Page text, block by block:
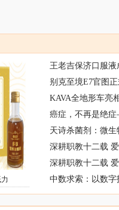
王老吉保济口服液
别克至境E7官图
KAVA全地形车亮
癌症，不再是绝
天诗杀菌剂：微
深耕职教十二载
深耕职教十二载
中数求索：以数